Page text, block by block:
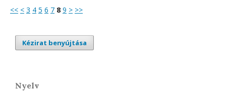
<< < 3 4 5 6 7 8 9 > >>
Kézirat benyújtása
Nyelv